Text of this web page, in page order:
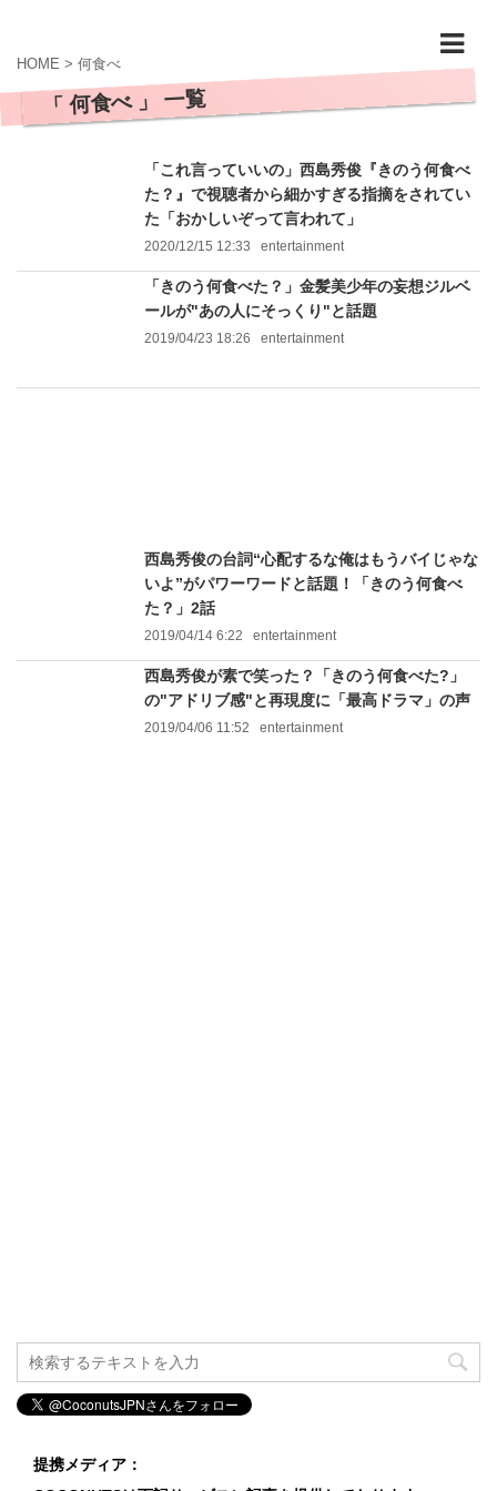
HOME > 何食べ
「 何食べ 」 一覧
「これ言っていいの」西島秀俊『きのう何食べ
た？』で視聴者から細かすぎる指摘をされてい
た「おかしいぞって言われて」
2020/12/15 12:33 entertainment
「きのう何食べた？」金髪美少年の妄想ジルベ
ールが"あの人にそっくり"と話題
2019/04/23 18:26 entertainment
西島秀俊の台詞“心配するな俺はもうバイじゃな
いよ”がパワーワードと話題！「きのう何食べ
た？」2話
2019/04/14 6:22 entertainment
西島秀俊が素で笑った？「きのう何食べた?」
の"アドリブ感"と再現度に「最高ドラマ」の声
2019/04/06 11:52 entertainment
提携メディア：